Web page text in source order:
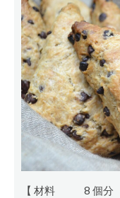
【 材料 8 個分